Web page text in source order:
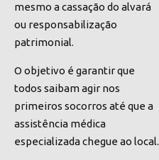
mesmo a cassação do alvará
ou responsabilização
patrimonial.
O objetivo é garantir que
todos saibam agir nos
primeiros socorros até que a
assistência médica
especializada chegue ao local.